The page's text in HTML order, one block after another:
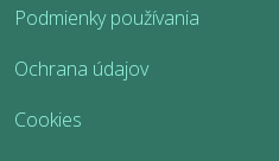
Podmienky používania
Ochrana údajov
Cookies